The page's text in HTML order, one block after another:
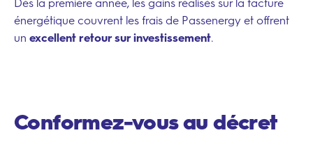
Dès la première année, les gains réalisés sur la facture
énergétique couvrent les frais de Passenergy et offrent
un excellent retour sur investissement.
Conformez-vous au décret